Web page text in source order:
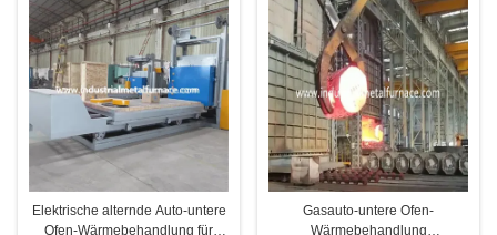
Elektrische alternde Auto-untere
Ofen-Wärmebehandlung für
Gasauto-untere Ofen-
Wärmebehandlung